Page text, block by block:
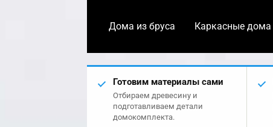
Дома из бруса Каркасные дома
Готовим материалы сами
Отбираем древесину и
подготавливаем детали
домокомплекта.